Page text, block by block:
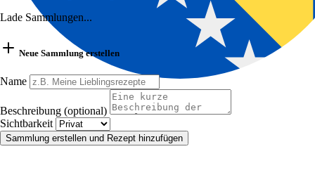
Lade Sammlungen...
Neue Sammlung erstellen
Name
Beschreibung (optional)
Sichtbarkeit
Sammlung erstellen und Rezept hinzufügen